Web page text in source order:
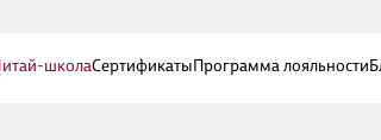
школаСертификатыПрограмма лояльности